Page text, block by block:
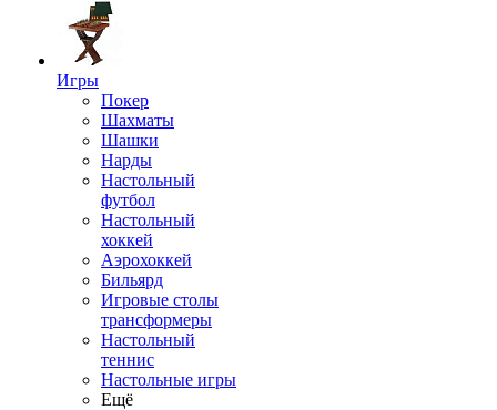
Игры
Покер
Шахматы
Шашки
Нарды
Настольный
футбол
Настольный
хоккей
Аэрохоккей
Бильярд
Игровые столы
трансформеры
Настольный
теннис
Настольные игры
Ещё